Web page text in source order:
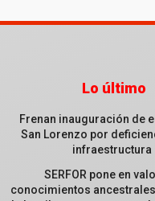
Lo último
Frenan inauguración de
San Lorenzo por
infraestructura
SERFOR pone en
conocimientos